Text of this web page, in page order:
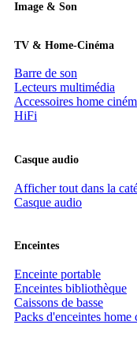
Image & Son
TV & Home-Cinéma
Barre de son
Lecteurs multimédia
Accessoires home
HiFi
Casque audio
Afficher tout dans la
Casque audio
Enceintes
Enceinte portable
Enceintes bibliothèque
Caissons de basse
Packs d'enceintes home